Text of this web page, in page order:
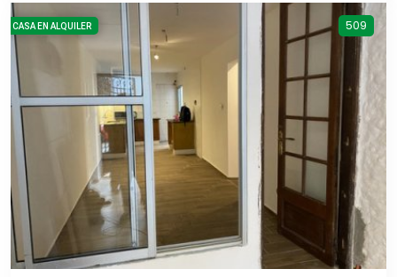
CASA EN ALQUILER 509